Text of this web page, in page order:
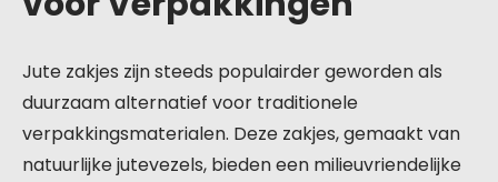
Jute zakjes zijn steeds populairder geworden als
duurzaam alternatief voor traditionele
verpakkingsmaterialen. Deze zakjes, gemaakt van
natuurlijke jutevezels, bieden een milieuvriendelijke